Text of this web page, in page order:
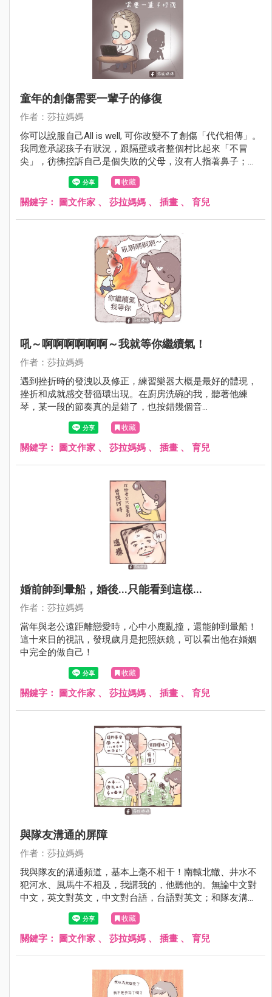
童年的創傷需要一輩子的修復
作者：莎拉媽媽
你可以說服自己All is well, 可你改變不了創傷「代代相傳」。
我同意承認孩子有狀況，跟隔壁或者整個村比起來「不冒
尖」，彷彿控訴自己是個失敗的父母，沒有人指著鼻子；但
心裡就是這麼覺得，就像廠商被客訴「你的產品不良」，而
你不知道怎麼修。
收藏
關鍵字： 圖文作家 、 莎拉媽媽 、 插畫 、 育兒
吼～啊啊啊啊啊啊～我就等你繼續氣！
作者：莎拉媽媽
遇到挫折時的發洩以及修正，練習樂器大概是最好的體現，
挫折和成就感交替循環出現。在廚房洗碗的我，聽著他練
琴，某一段的節奏真的是錯了，也按錯幾個音...
收藏
關鍵字： 圖文作家 、 莎拉媽媽 、 插畫 、 育兒
婚前帥到暈船，婚後...只能看到這樣...
作者：莎拉媽媽
當年與老公遠距離戀愛時，心中小鹿亂撞，還能帥到暈船！
這十來日的視訊，發現歲月是把照妖鏡，可以看出他在婚姻
中完全的做自己！
收藏
關鍵字： 圖文作家 、 莎拉媽媽 、 插畫 、 育兒
與隊友溝通的屏障
作者：莎拉媽媽
我與隊友的溝通頻道，基本上毫不相干！南轅北轍、井水不
犯河水、風馬牛不相及，我講我的，他聽他的。無論中文對
中文，英文對英文，中文對台語，台語對英文；和隊友溝通
的落差，堪比馬里亞納海溝直達地核。
收藏
關鍵字： 圖文作家 、 莎拉媽媽 、 插畫 、 育兒